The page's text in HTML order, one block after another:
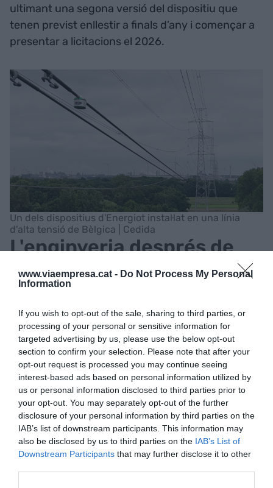
www.viaempresa.cat - Do Not Process My Personal
Information
If you wish to opt-out of the sale, sharing to third parties, or
processing of your personal or sensitive information for
targeted advertising by us, please use the below opt-out
section to confirm your selection. Please note that after your
opt-out request is processed you may continue seeing
interest-based ads based on personal information utilized by
us or personal information disclosed to third parties prior to
your opt-out. You may separately opt-out of the further
disclosure of your personal information by third parties on the
IAB’s list of downstream participants. This information may
also be disclosed by us to third parties on the IAB’s List of
Downstream Participants that may further disclose it to other
ultimant una segona versió del dispositiu que
tenen previst enllestir a finals d’any i començar a
presentar a licitacions el 2026.
Un dels dispositius d'Energiot instal·lat en una línia
d'alta tensió de Bèlgica | Cedida
L'enginyeria després de
vuit anys de
desenvolupament
Però en què consisteix exactament el dispositiu
d’Energiot? Es tracta, essencialment, d’una caixa
metàl·lica “que ha d’estar molt ben dissenyada per
evitar l’efecte corona”, segons explica Murillo. Dins
seu, el contenidor incorpora el sistema central
—“el cervell de tota l’electrònica”, compara el
fundador—, que és el que s’encarrega de
gestionar tots els sensors abans mencionats.
També té dins seu un mòdul de comunicació
sense fils per transmetre les dades, que pot